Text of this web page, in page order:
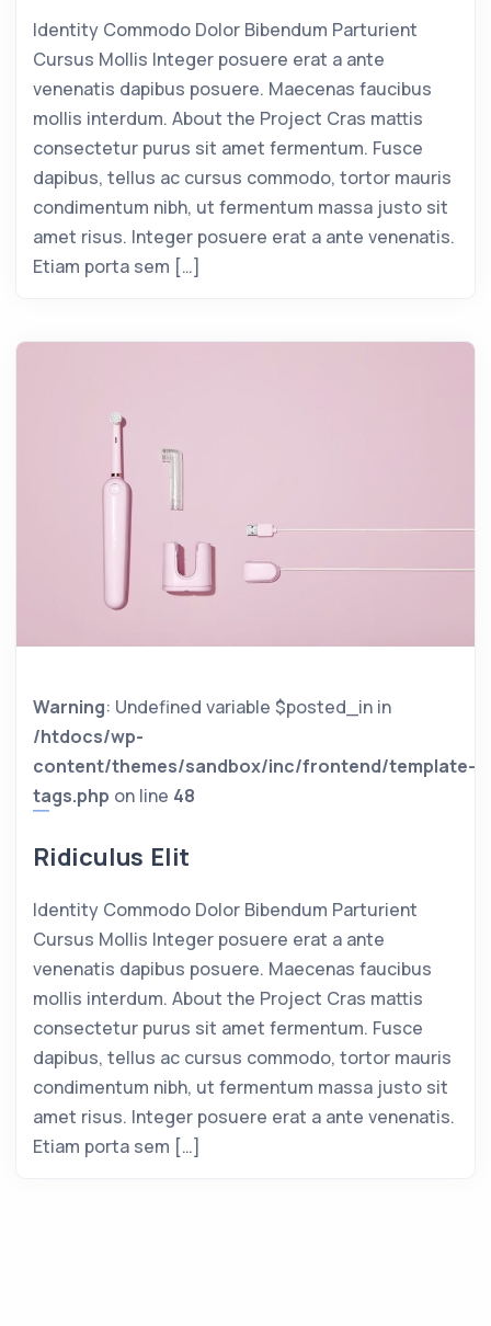
Identity Commodo Dolor Bibendum Parturient
Cursus Mollis Integer posuere erat a ante
venenatis dapibus posuere. Maecenas faucibus
mollis interdum. About the Project Cras mattis
consectetur purus sit amet fermentum. Fusce
dapibus, tellus ac cursus commodo, tortor mauris
condimentum nibh, ut fermentum massa justo sit
amet risus. Integer posuere erat a ante venenatis.
Etiam porta sem […]
Warning: Undefined variable $posted_in in
/htdocs/wp-
content/themes/sandbox/inc/frontend/template-
tags.php on line 48
Ridiculus Elit
Identity Commodo Dolor Bibendum Parturient
Cursus Mollis Integer posuere erat a ante
venenatis dapibus posuere. Maecenas faucibus
mollis interdum. About the Project Cras mattis
consectetur purus sit amet fermentum. Fusce
dapibus, tellus ac cursus commodo, tortor mauris
condimentum nibh, ut fermentum massa justo sit
amet risus. Integer posuere erat a ante venenatis.
Etiam porta sem […]